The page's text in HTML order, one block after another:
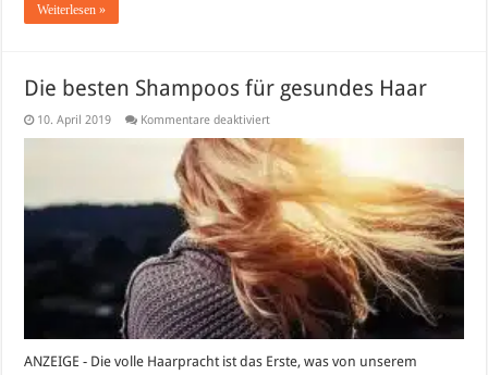
Weiterlesen »
Die besten Shampoos für gesundes Haar
10. April 2019 Kommentare deaktiviertfür
besten
Shampoos
für
gesundes
Haar
ANZEIGE - Die volle Haarpracht ist das Erste, was von unserem